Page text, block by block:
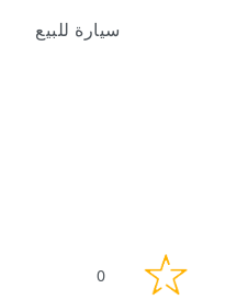
سيارة للبيع
0